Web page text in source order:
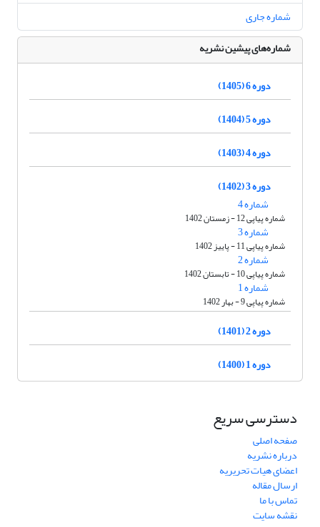
شماره جاری
شماره‌های پیشین نشریه
دوره 6 (1405)
دوره 5 (1404)
دوره 4 (1403)
دوره 3 (1402)
شماره 4
شماره پیاپی 12 - زمستان 1402
شماره 3
شماره پیاپی 11 - پاییز 1402
شماره 2
شماره پیاپی 10 - تابستان 1402
شماره 1
شماره پیاپی 9 - بهار 1402
دوره 2 (1401)
دوره 1 (1400)
دسترسی سریع
صفحه اصلی
درباره نشریه
اعضای هیات تحریریه
ارسال مقاله
تماس با ما
نقشه سایت